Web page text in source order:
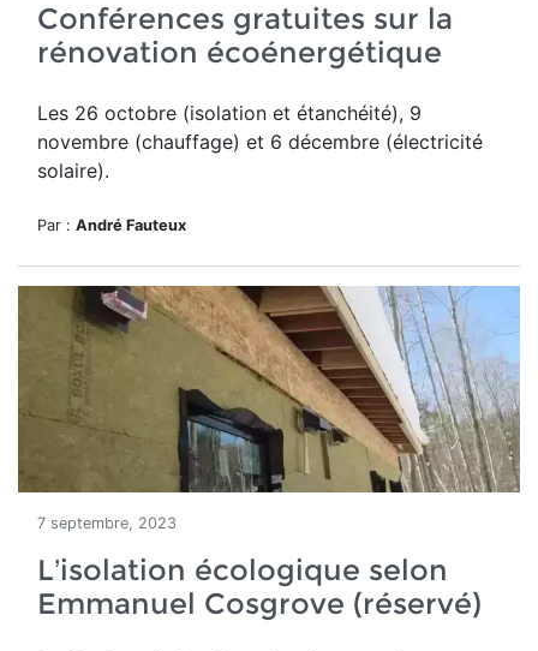
Conférences gratuites sur la
rénovation écoénergétique
Les 26 octobre (isolation et étanchéité), 9
novembre (chauffage) et 6 décembre (électricité
solaire).
Par : André Fauteux
7 septembre, 2023
L’isolation écologique selon
Emmanuel Cosgrove (réservé)